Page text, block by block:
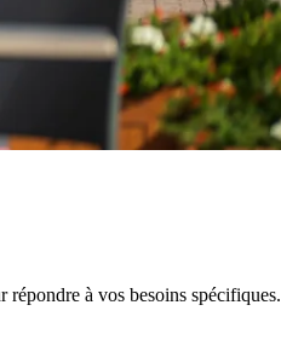
répondre à vos besoins spécifiques.